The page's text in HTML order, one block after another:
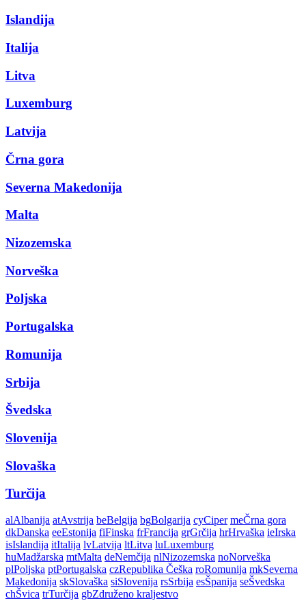
Islandija
Italija
Litva
Luxemburg
Latvija
Črna gora
Severna Makedonija
Malta
Nizozemska
Norveška
Poljska
Portugalska
Romunija
Srbija
Švedska
Slovenija
Slovaška
Turčija
alAlbanija atAvstrija beBelgija bgBolgarija cyCiper meČrna gora
dkDanska eeEstonija fiFinska frFrancija grGrčija hrHrvaška ieIrska
isIslandija itItalija lvLatvija ltLitva luLuxemburg
huMadžarska mtMalta deNemčija nlNizozemska noNorveška
plPoljska ptPortugalska czRepublika Češka roRomunija mkSeverna
Makedonija skSlovaška siSlovenija rsSrbija esŠpanija seŠvedska
chŠvica trTurčija gbZdruženo kraljestvo